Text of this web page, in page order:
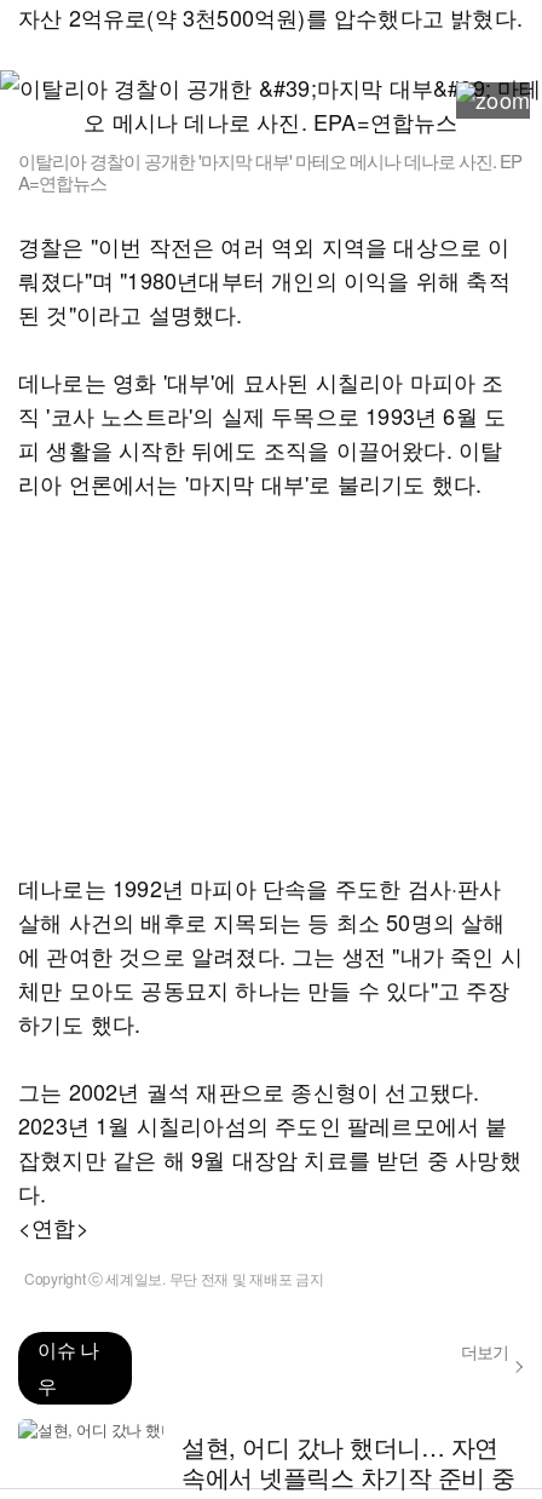
자산 2억유로(약 3천500억원)를 압수했다고 밝혔다.
이탈리아 경찰이 공개한 '마지막 대부' 마테오 메시나 데나로 사진. EP
A=연합뉴스
경찰은 "이번 작전은 여러 역외 지역을 대상으로 이
뤄졌다"며 "1980년대부터 개인의 이익을 위해 축적
된 것"이라고 설명했다.
데나로는 영화 '대부'에 묘사된 시칠리아 마피아 조
직 '코사 노스트라'의 실제 두목으로 1993년 6월 도
피 생활을 시작한 뒤에도 조직을 이끌어왔다. 이탈
리아 언론에서는 '마지막 대부'로 불리기도 했다.
데나로는 1992년 마피아 단속을 주도한 검사·판사
살해 사건의 배후로 지목되는 등 최소 50명의 살해
에 관여한 것으로 알려졌다. 그는 생전 "내가 죽인 시
체만 모아도 공동묘지 하나는 만들 수 있다"고 주장
하기도 했다.
그는 2002년 궐석 재판으로 종신형이 선고됐다.
2023년 1월 시칠리아섬의 주도인 팔레르모에서 붙
잡혔지만 같은 해 9월 대장암 치료를 받던 중 사망했
다.
<연합>
Copyright ⓒ 세계일보. 무단 전재 및 재배포 금지
이슈 나
우
더보기
설현, 어디 갔나 했더니… 자연
속에서 넷플릭스 차기작 준비 중